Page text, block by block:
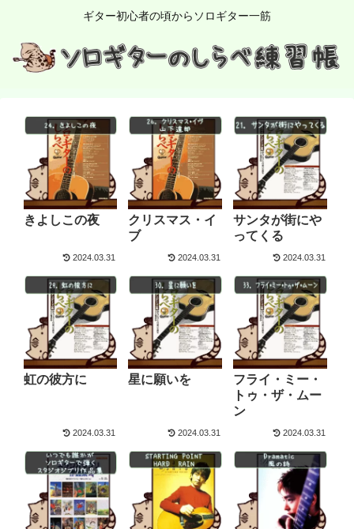
ギター初心者の頃からソロギター一筋
きよしこの夜
2024.03.31
クリスマス・イ
ブ
2024.03.31
サンタが街にや
ってくる
2024.03.31
虹の彼方に
2024.03.31
星に願いを
2024.03.31
フライ・ミー・
トゥ・ザ・ムー
ン
2024.03.31